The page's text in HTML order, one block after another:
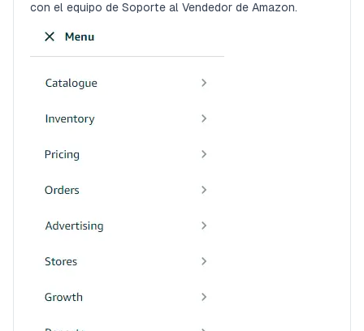
con el equipo de Soporte al Vendedor de Amazon.